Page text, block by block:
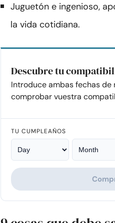
Juguetón e ingenioso,
la vida cotidiana.
Descubre tu
Introduce ambas fechas de
comprobar vuestra
TU CUMPLEAÑOS